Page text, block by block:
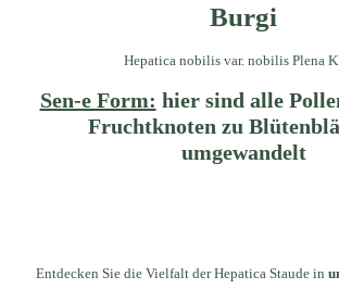
Burgi
Hepatica nobilis var. nobilis Plena
Sen-e Form: hier sind alle
Fruchtknoten zu
umgewandelt
Entdecken Sie die Vielfalt der Hepatica Staude in